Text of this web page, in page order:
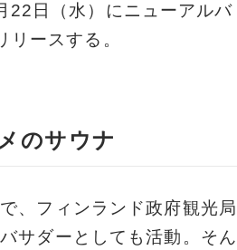
22日（水）にニューアルバ
ースする。
のサウナ
、フィンランド政府観光局
サダーとしても活動。そん